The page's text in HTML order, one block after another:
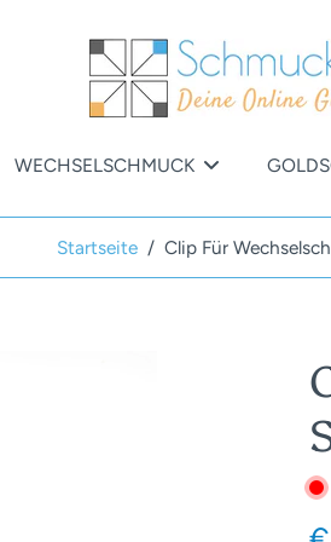
WECHSELSCHMUCK
Startseite / Clip Für